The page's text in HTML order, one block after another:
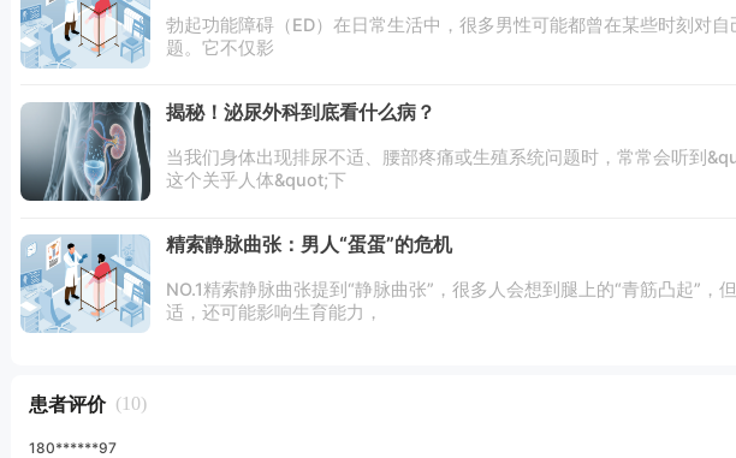
勃起功能障碍（ED）在日常生活中，很多男性可能都曾在某些时刻对
题。它不仅影
揭秘！泌尿外科到底看什么病？
当我们身体出现排尿不适、腰部疼痛或生殖系统问题时，常常会听到
这个关乎人体&quot;下
精索静脉曲张：男人“蛋蛋”的危机
NO.1精索静脉曲张提到“静脉曲张”，很多人会想到腿上的“青筋凸起”
适，还可能影响生育能力，
患者评价 (10)
180******97